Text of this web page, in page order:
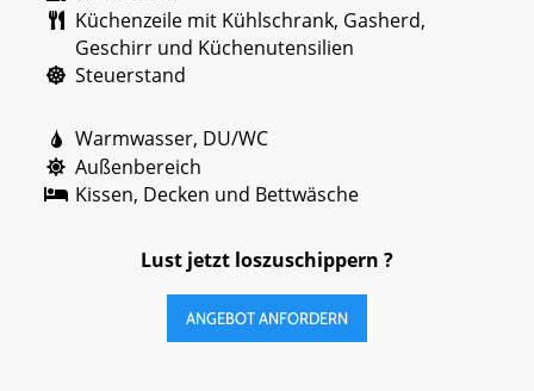
Küchenzeile mit Kühlschrank, Gasherd,
Geschirr und Küchenutensilien
Steuerstand
Warmwasser, DU/WC
Außenbereich
Kissen, Decken und Bettwäsche
Lust jetzt loszuschippern ?
ANGEBOT ANFORDERN